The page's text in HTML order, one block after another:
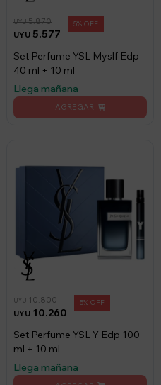
UYU 5.577
UYU5.870 5
Set Perfume YSL Myslf Edp
40 ml + 10 ml
Llega mañana
UYU 10.260
UYU10.800 5
Set Perfume YSL Y Edp 100
ml + 10 ml
Llega mañana